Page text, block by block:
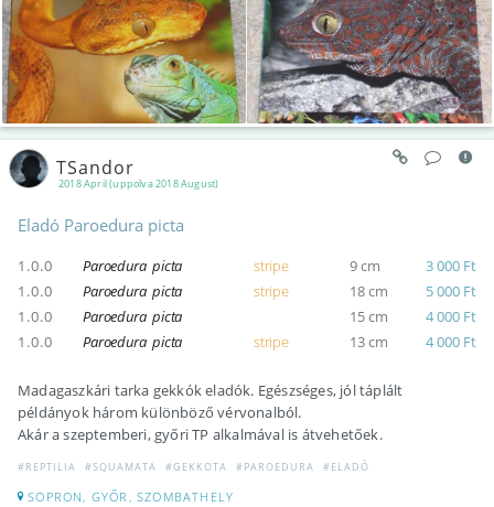
2018 April (uppolva 2018 August)
TSandor
Eladó Paroedura picta
1.0.0 Paroedura picta stripe 9 cm
3 000 Ft
1.0.0
Paroedura picta stripe 18 cm
5 000 Ft
1.0.0
Paroedura picta 15 cm
4 000 Ft
1.0.0
Paroedura picta stripe 13 cm 4 000 Ft
Madagaszkári tarka gekkók eladók. Egészséges, jól táplált
példányok három különböző vérvonalból.
Akár a szeptemberi, győri TP alkalmával is átvehetőek.
#REPTILIA #SQUAMATA #GEKKOTA #PAROEDURA #ELADÓ
SOPRON, GYŐR, SZOMBATHELY